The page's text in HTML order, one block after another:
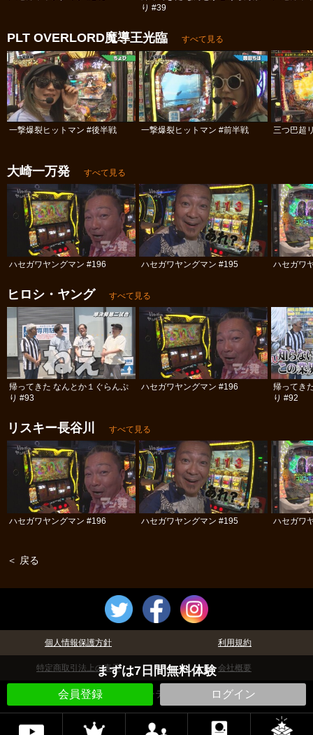
まずは7日間無料体験
会員登録 ログイン
り #39
PLT OVERLORD魔導王光臨 すべて見る
一撃爆裂ヒットマン #後半戦 一撃爆裂ヒットマン #前半戦
大崎一万発 すべて見る
ハセガワヤングマン #196 ハセガワヤングマン #195 ハセガワ
ヒロシ・ヤング すべて見る
帰ってきた なんとか１ぐらんぷ
り #93
ハセガワヤングマン #196
帰ってき
り #92
リスキー長谷川 すべて見る
ハセガワヤングマン #196 ハセガワヤングマン #195 ハセガワ
＜ 戻る
個人情報保護方針 利用規約
特定商取引法上の表示 会社概要
©パチテレ！